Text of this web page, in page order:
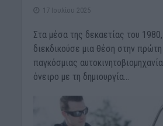
17 Ιουλίου 2025
Στα μέσα της δεκαετίας του
διεκδικούσε μια θέση στην
παγκόσμιας
όνειρο με τη δημιουργία...